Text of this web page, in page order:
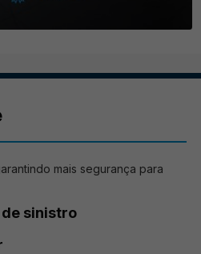
mais segurança para
sinistro